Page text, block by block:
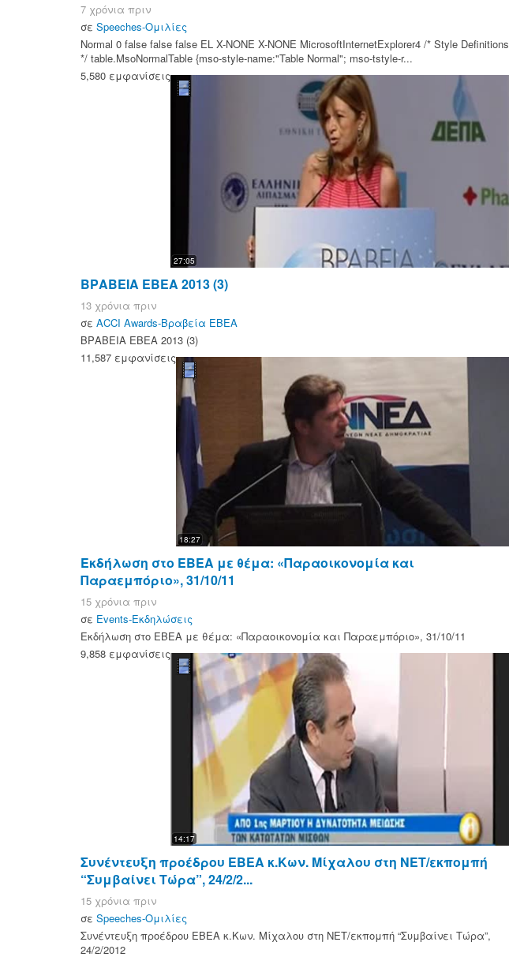
7 χρόνια πριν
σε Speeches-Ομιλίες
Normal 0 false false false EL X-NONE X-NONE MicrosoftInternetExplorer4 /* Style Definitions
*/ table.MsoNormalTable {mso-style-name:"Table Normal"; mso-tstyle-r...
5,580 εμφανίσεις
27:05
ΒΡΑΒΕΙΑ ΕΒΕΑ 2013 (3)
13 χρόνια πριν
σε ACCI Awards-Βραβεία ΕΒΕΑ
ΒΡΑΒΕΙΑ ΕΒΕΑ 2013 (3)
11,587 εμφανίσεις
18:27
Εκδήλωση στο ΕΒΕΑ με θέμα: «Παραοικονομία και
Παραεμπόριο», 31/10/11
15 χρόνια πριν
σε Events-Εκδηλώσεις
Εκδήλωση στο ΕΒΕΑ με θέμα: «Παραοικονομία και Παραεμπόριο», 31/10/11
9,858 εμφανίσεις
14:17
Συνέντευξη προέδρου ΕΒΕΑ κ.Κων. Μίχαλου στη ΝΕΤ/εκπομπή
“Συμβαίνει Τώρα”, 24/2/2...
15 χρόνια πριν
σε Speeches-Ομιλίες
Συνέντευξη προέδρου ΕΒΕΑ κ.Κων. Μίχαλου στη ΝΕΤ/εκπομπή “Συμβαίνει Τώρα”,
24/2/2012